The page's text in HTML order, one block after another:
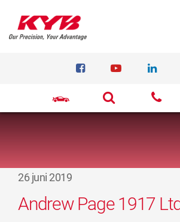
26 juni 2019
Andrew Page 1917 Ltd